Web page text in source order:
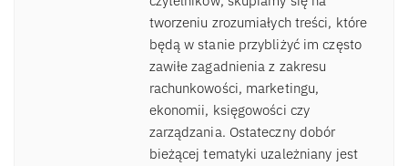
tworzeniu zrozumiałych treści, które
będą w stanie przybliżyć im często
zawiłe zagadnienia z zakresu
rachunkowości, marketingu,
ekonomii, księgowości czy
zarządzania. Ostateczny dobór
bieżącej tematyki uzależniany jest